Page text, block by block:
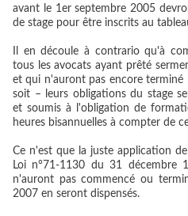
avant le 1er septembre 2005
de stage pour être inscrits au
Il en découle à contrario qu'à
tous les avocats ayant prêté
et qui n'auront pas encore terminé
soit – leurs obligations du stage
et soumis à l'obligation de
heures bisannuelles à compter de
Ce n'est que la juste application
Loi n°71-1130 du 31 décembre
n'auront pas commencé ou
2007 en seront dispensés.